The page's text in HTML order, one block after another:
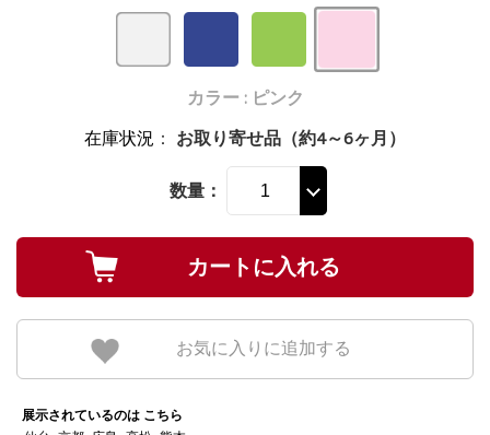
カラー : ピンク
在庫状況 ： お取り寄せ品（約4～6ヶ月）
数量：
お気に入りに追加する
展示されているのは こちら